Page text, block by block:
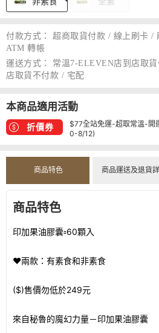
付款方式：
超商取貨付款 / 線上刷卡 /
ATM 轉帳
運送方式：
常溫7-ELEVEN店到店取
店取貨不付款 / 宅配
本商品適用活動
折價券
$77全站免運-超取常溫-開
0-8/12)
商品特色 商品運送及退貨
商品特色
印加果油膠囊▫️60顆入
❤️兩款：有素食和非素食
($)售價勿低於249元
來自秘魯的魔幻力量－印加果油膠囊